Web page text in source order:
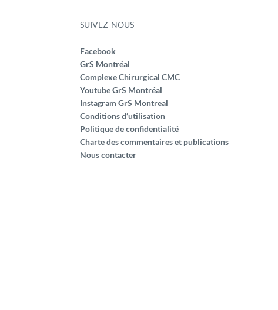
SUIVEZ-NOUS
Facebook
GrS Montréal
Complexe Chirurgical CMC
Youtube GrS Montréal
Instagram GrS Montreal
Conditions d’utilisation
Politique de confidentialité
Charte des commentaires et publications
Nous contacter